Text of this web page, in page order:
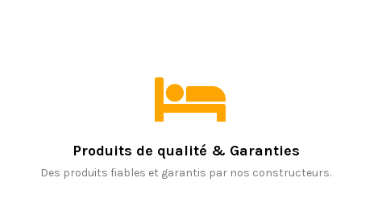
Produits de qualité & Garanties
Des produits fiables et garantis par nos constructeurs.